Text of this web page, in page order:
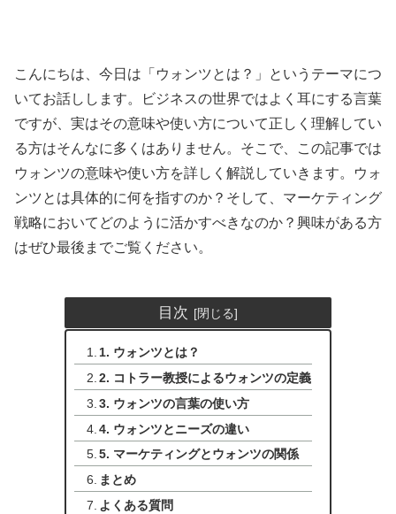
こんにちは、今日は「ウォンツとは？」というテーマにつ
いてお話しします。ビジネスの世界ではよく耳にする言葉
ですが、実はその意味や使い方について正しく理解してい
る方はそんなに多くはありません。そこで、この記事では
ウォンツの意味や使い方を詳しく解説していきます。ウォ
ンツとは具体的に何を指すのか？そして、マーケティング
戦略においてどのように活かすべきなのか？興味がある方
はぜひ最後までご覧ください。
目次
1. ウォンツとは？
2. コトラー教授によるウォンツの定義
3. ウォンツの言葉の使い方
4. ウォンツとニーズの違い
5. マーケティングとウォンツの関係
まとめ
よくある質問